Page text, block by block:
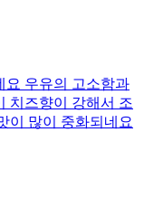
요 우유의 고소함과
치즈향이 강해서 조
이 많이 중화되네요